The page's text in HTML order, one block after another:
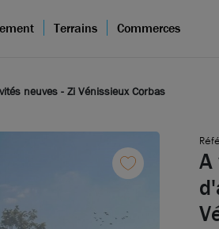
Terrains Commerces
neuves - Zi Vénissieux Corbas
A